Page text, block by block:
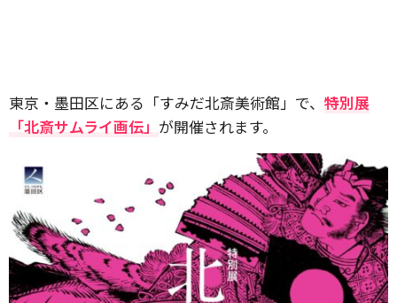
東京・墨田区にある「すみだ北斎美術館」で、 特別展
「北斎サムライ画伝」 が開催されます。